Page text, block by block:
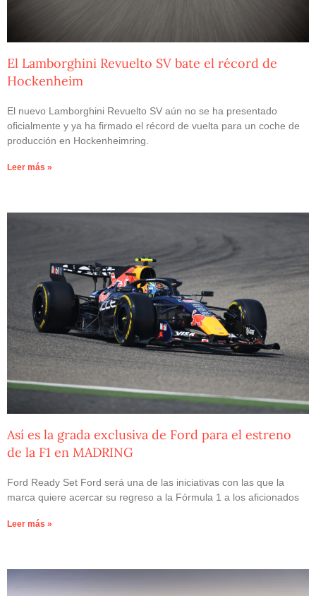
El Lamborghini Revuelto SV bate el récord de
Hockenheim
El nuevo Lamborghini Revuelto SV aún no se ha presentado
oficialmente y ya ha firmado el récord de vuelta para un coche de
producción en Hockenheimring.
Leer más »
Así es la grada exclusiva de Ford para el estreno
de la F1 en MADRING
Ford Ready Set Ford será una de las iniciativas con las que la
marca quiere acercar su regreso a la Fórmula 1 a los aficionados
Leer más »